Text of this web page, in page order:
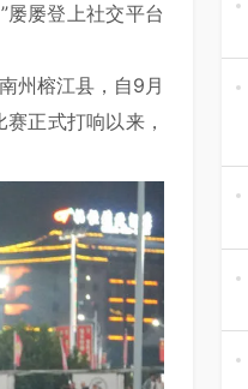
屡屡登上社交平台
州榕江县，自9月
正式打响以来，